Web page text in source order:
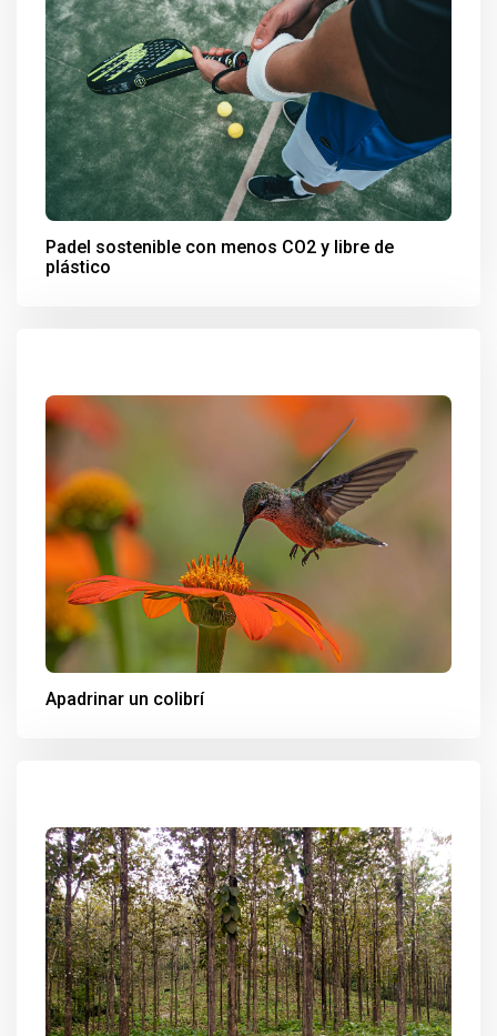
Padel sostenible con menos CO2 y libre de
plástico
Apadrinar un colibrí